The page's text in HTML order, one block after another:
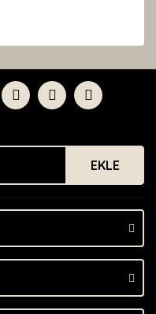
ederiz.
bulunuyor.
olmalı.
EKLE